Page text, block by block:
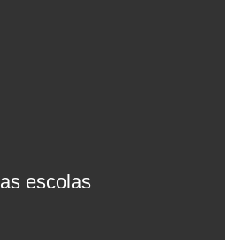
escolas